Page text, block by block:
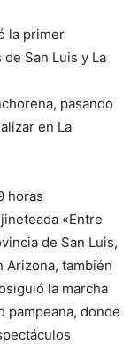
la primer
San Luis y La
pasando
en La
horas
«Entre
de San Luis,
Arizona, también
la marcha
pampeana, donde